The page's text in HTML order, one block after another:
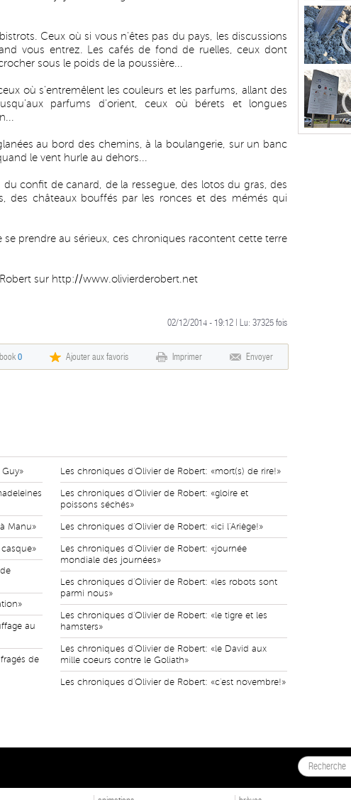
Ceux où si vous n'êtes pas du pays, les discussions
vous entrez. Les cafés de fond de ruelles, ceux dont
sous le poids de la poussière...
où s'entremêlent les couleurs et les parfums, allant des
parfums d'orient, ceux où bérets et longues
au bord des chemins, à la boulangerie, sur un banc
le vent hurle au dehors...
confit de canard, de la ressegue, des lotos du gras, des
des châteaux bouffés par les ronces et des mémés qui
prendre au sérieux, ces chroniques racontent cette terre
sur http://www.olivierderobert.net
02/12/2014 - 19:12 | Lu: 37325 fois
0 Ajouter aux favoris Imprimer Envoyer
Manu»
au
de
Les chroniques d'Olivier de Robert: «mort(s) de rire!»
Les chroniques d'Olivier de Robert: «gloire et
poissons séchés»
Les chroniques d'Olivier de Robert: «ici l'Ariège!»
Les chroniques d'Olivier de Robert: «journée
mondiale des journées»
Les chroniques d'Olivier de Robert: «les robots sont
parmi nous»
Les chroniques d'Olivier de Robert: «le tigre et les
hamsters»
Les chroniques d'Olivier de Robert: «le David aux
mille coeurs contre le Goliath»
Les chroniques d'Olivier de Robert: «c'est novembre!»